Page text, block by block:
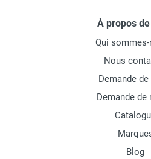
À propos
Qui sommes-
Nous
Demande de
Demande de
Blog